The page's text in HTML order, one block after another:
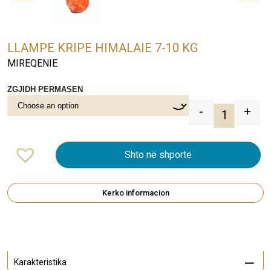
LLAMPE KRIPE HIMALAIE 7-10 KG
MIREQENIE
ZGJIDH PERMASEN
LLAMPE
- +
Shto në shportë
Kerko informacion
Karakteristika